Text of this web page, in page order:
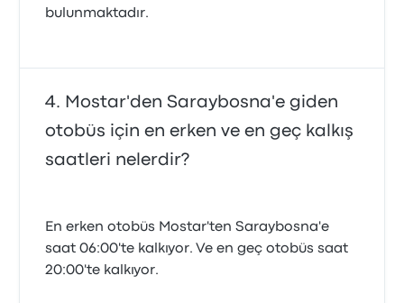
bulunmaktadır.
Mostar'den Saraybosna'e giden
otobüs için en erken ve en geç kalkış
saatleri nelerdir?
En erken otobüs Mostar'ten Saraybosna'e
saat 06:00'te kalkıyor. Ve en geç otobüs saat
20:00'te kalkıyor.